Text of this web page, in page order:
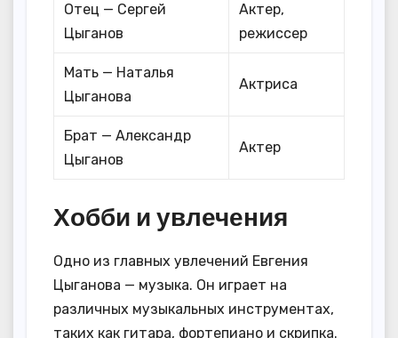
Отец — Сергей
Цыганов
Актер,
режиссер
Мать — Наталья
Цыганова
Актриса
Брат — Александр
Цыганов
Актер
Хобби и увлечения
Одно из главных увлечений Евгения
Цыганова — музыка. Он играет на
различных музыкальных инструментах,
таких как гитара, фортепиано и скрипка.